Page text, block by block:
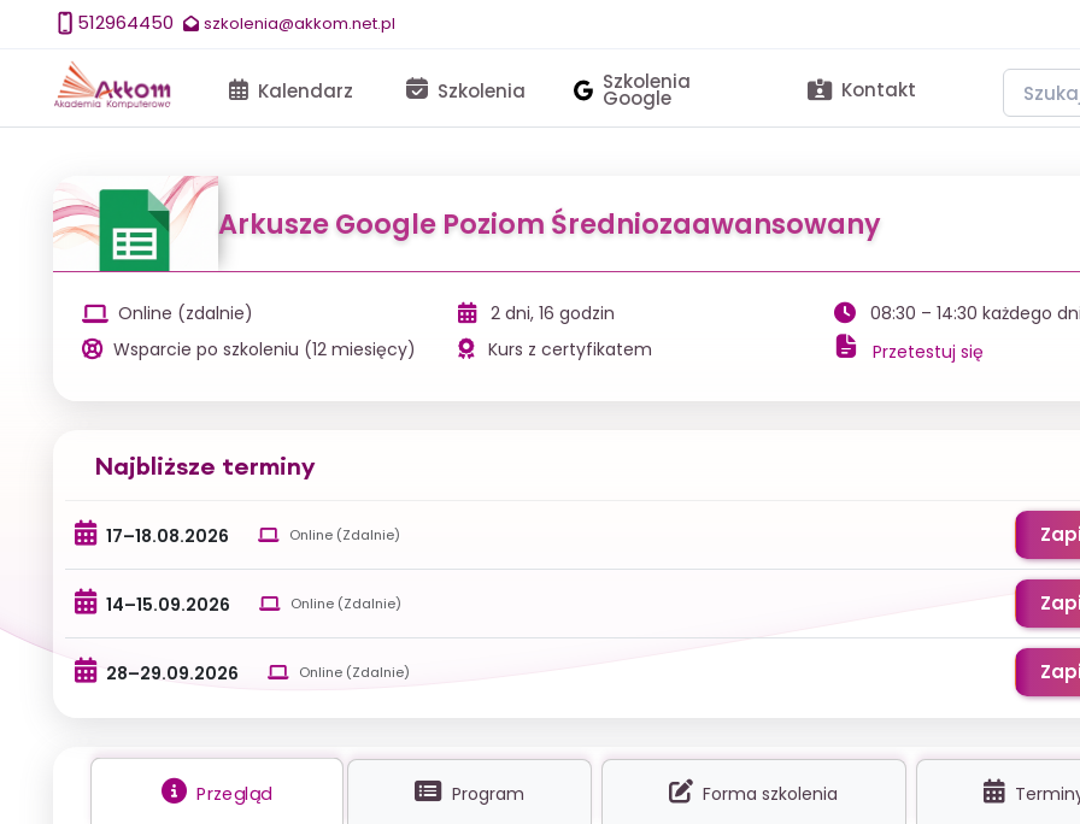
512964450 szkolenia@akkom.net.pl
Kalendarz Szkolenia Szkolenia
Google Kontakt
Arkusze Google Poziom Średniozaawansowany
Online (zdalnie) 2 dni, 16 godzin
08:30 – 14:30 każdego
Wsparcie po szkoleniu (12 miesięcy)
Kurs z certyfikatem Przetestuj się
Najbliższe terminy
17–18.08.2026 Online (Zdalnie)
14–15.09.2026 Online (Zdalnie)
28–29.09.2026 Online (Zdalnie)
Przegląd Program Forma szkolenia